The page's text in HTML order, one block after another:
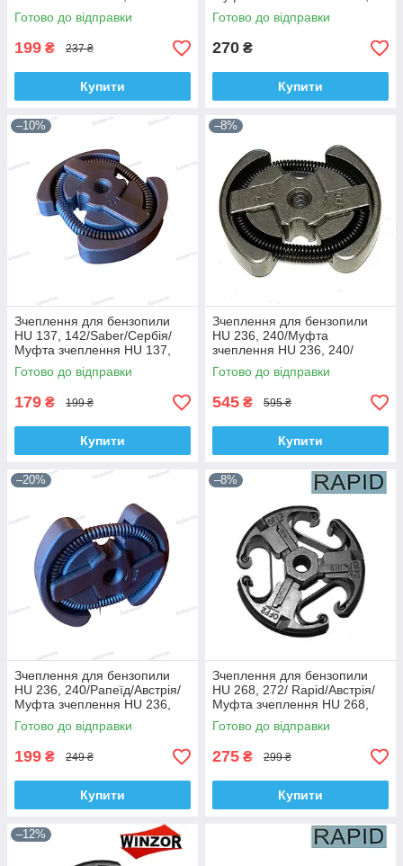
Вінзор/Winzor
Готово до відправки
199 ₴ 237 ₴
Купити
142
Готово до відправки
270 ₴
Купити
–10%
Зчеплення для бензопили
HU 137, 142/Saber/Сербія/
Муфта зчеплення HU 137,
142
Готово до відправки
179 ₴ 199 ₴
Купити
–8%
Зчеплення для бензопили
HU 236, 240/Муфта
зчеплення HU 236, 240/
Оригінал/Швеція
Готово до відправки
545 ₴ 595 ₴
Купити
–20%
Зчеплення для бензопили
HU 236, 240/Рапеїд/Австрія/
Муфта зчеплення HU 236,
240
Готово до відправки
199 ₴ 249 ₴
Купити
–8%
Зчеплення для бензопили
HU 268, 272/ Rapid/Австрія/
Муфта зчеплення HU 268,
272
Готово до відправки
275 ₴ 299 ₴
Купити
–12%